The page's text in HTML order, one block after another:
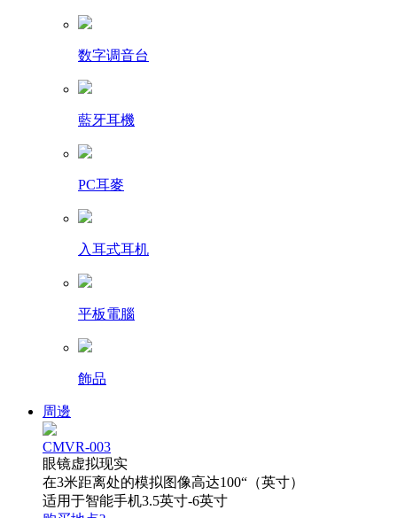
数字调音台
藍牙耳機
PC耳麥
入耳式耳机
平板電腦
飾品
周邊
CMVR-003
眼镜虚拟现实
在3米距离处的模拟图像高达100“（英寸）
适用于智能手机3.5英寸-6英寸